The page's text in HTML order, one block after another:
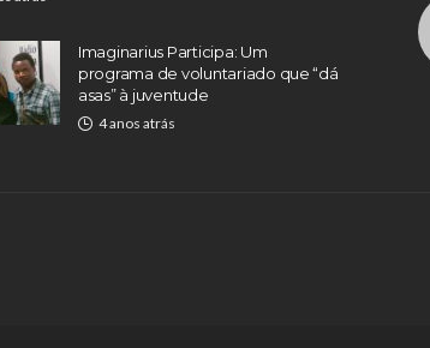
Imaginarius Participa: Um
programa de voluntariado que “dá
asas” à juventude
4 anos atrás